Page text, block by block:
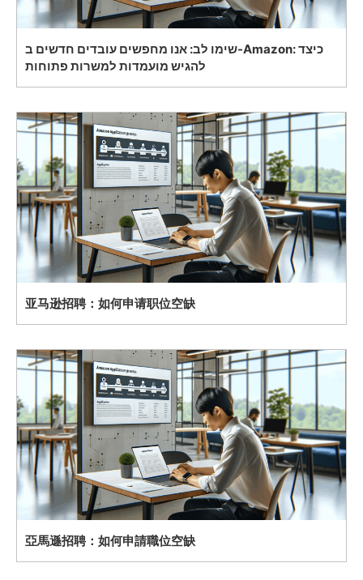
שימו לב: אנו מחפשים עובדים חדשים ב-Amazon: כיצד
להגיש מועמדות למשרות פתוחות
亚马逊招聘：如何申请职位空缺
亞馬遜招聘：如何申請職位空缺